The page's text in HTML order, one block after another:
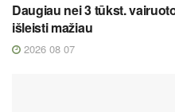
Daugiau nei 3 tūkst.
išleisti mažiau
2026 08 07